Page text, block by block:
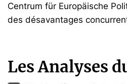
Centrum für Europäische
des désavantages
Les Analyses